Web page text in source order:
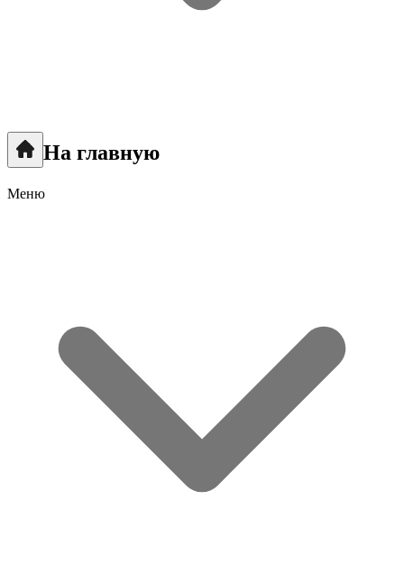
На главную
Меню